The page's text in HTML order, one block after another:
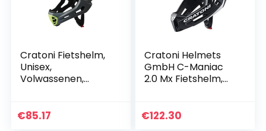
Cratoni Fietshelm,
Unisex,
Volwassenen,
€85.17
Cratoni Helmets
GmbH C-Maniac
2.0 Mx Fietshelm,
€122.30